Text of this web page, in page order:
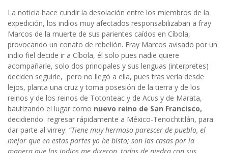
La noticia hace cundir la desolación entre los miembros de la
expedición, los indios muy afectados responsabilizaban a fray
Marcos de la muerte de sus parientes caídos en Cíbola,
provocando un conato de rebelión. Fray Marcos avisado por un
indio fiel decide ir a Cíbola, él solo pues nadie quiere
acompañarle, solo dos principales y sus lenguas (interpretes)
deciden seguirle, pero no llegó a ella, pues tras verla desde
lejos, planta una cruz y toma posesión de la tierra y de los
reinos y de los reinos de Totonteac y de Acus y de Marata,
bautizando el lugar como nuevo reino de San Francisco,
decidiendo regresar rápidamente a México-Tenochtitlán, para
dar parte al virrey: “Tiene muy hermoso parescer de pueblo, el
mejor que en estas partes yo he bisto; son las casas por la